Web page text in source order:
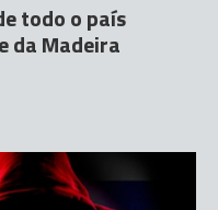
todo o país
da Madeira